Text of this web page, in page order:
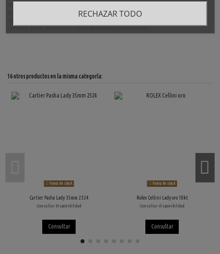
giratorio unidireccional de color azul en oro con escala de 60 minutos. Esfera azul con
Longitud: 18 cm. En perfecto estado de marcha y conservación.
16 otros productos en la misma categoría:
Fuera de stock
Cartier Pasha Lady 35mm 2324
Consultar disponibilidad
Consultar
Fuera de stock
Rolex Cellini Lady oro 18kt
Consultar disponibilidad
Consultar
RECHAZAR TODO